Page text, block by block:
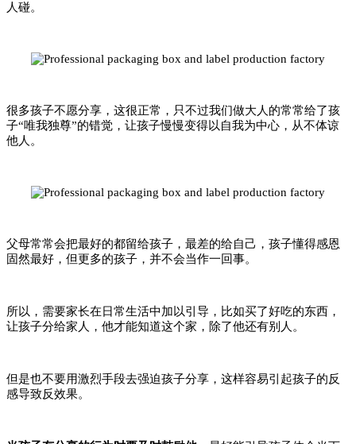
人碰。
很多孩子不愿分享，这很正常， 只不过我们做大人的常常给了孩
子“唯我独尊”的错觉，让孩子慢慢变得以自我为中心，从不体谅
他人。
父母常常会把最好的都留给孩子，最差的给自己，孩子懂得感恩
固然最好，但更多的孩子，并不会当作一回事。
所以，需要家长在日常生活中加以引导， 比如买了好吃的东西，
让孩子分给家人，他才能知道这个家，除了他还有别人。
但是也不要用激烈手段去强迫孩子分享，这样容易引起孩子的反
感导致反效果。